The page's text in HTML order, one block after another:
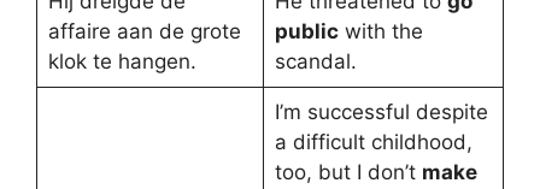
affaire aan de grote
klok te hangen.
publicwith the
scandal.
I’m successful despite
a difficult childhood,
too, but I don’t make